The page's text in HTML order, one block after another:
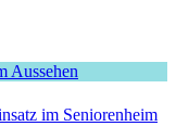
im Seniorenheim